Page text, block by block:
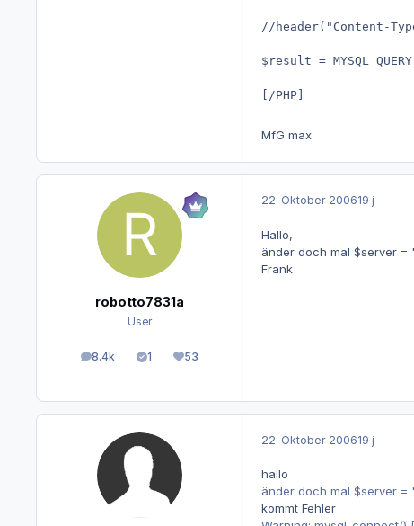
//header("Content-
$result =
[/PHP]
MfG max
robotto7831a
User
8.4k
Beiträge 1
Lösungen
53
Reputation
22. Oktober 200619 j
Hallo,
änder doch mal $server =
Frank
22. Oktober 200619 j
hallo
änder doch mal $server =
kommt Fehler